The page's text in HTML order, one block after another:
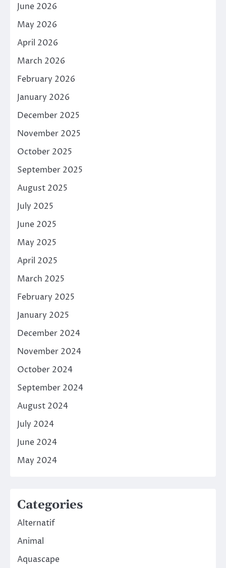
June 2026
May 2026
April 2026
March 2026
February 2026
January 2026
December 2025
November 2025
October 2025
September 2025
August 2025
July 2025
June 2025
May 2025
April 2025
March 2025
February 2025
January 2025
December 2024
November 2024
October 2024
September 2024
August 2024
July 2024
June 2024
May 2024
Categories
Alternatif
Animal
Aquascape